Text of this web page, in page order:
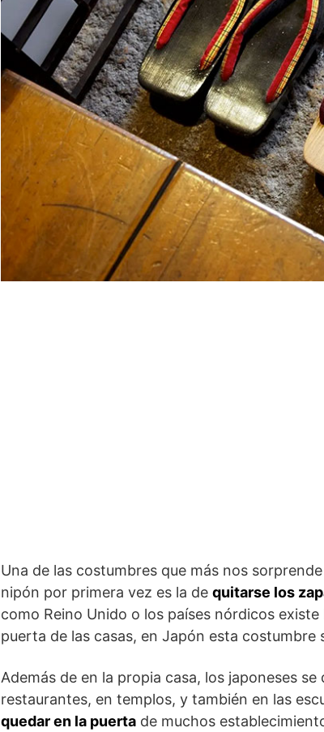
Una de las costumbres que más nos
nipón por primera vez es la de quitarse los
como Reino Unido o los países nórdicos
puerta de las casas, en Japón esta costumbre
Además de en la propia casa, los japoneses
restaurantes, en templos, y también en las
quedar en la puerta de muchos